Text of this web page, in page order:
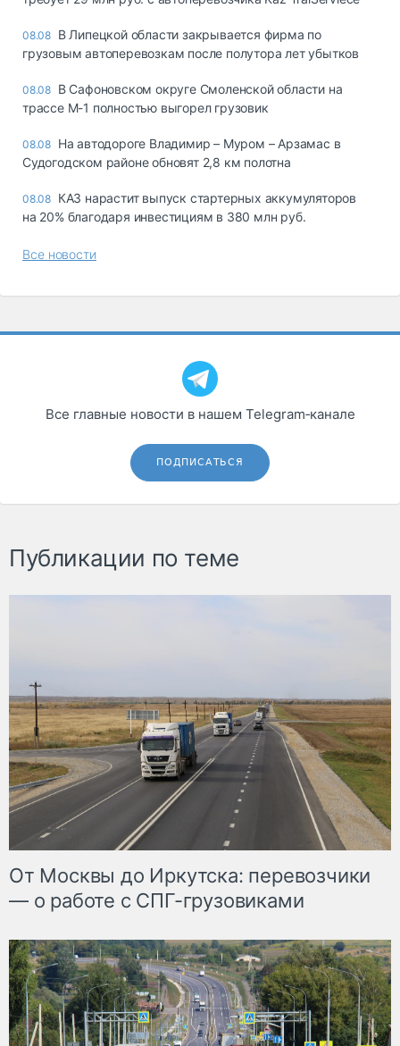
08.08 В Липецкой области закрывается фирма по
грузовым автоперевозкам после полутора лет убытков
08.08 В Сафоновском округе Смоленской области на
трассе М-1 полностью выгорел грузовик
08.08 На автодороге Владимир – Муром – Арзамас в
Судогодском районе обновят 2,8 км полотна
08.08 КАЗ нарастит выпуск стартерных аккумуляторов
на 20% благодаря инвестициям в 380 млн руб.
Все новости
Все главные новости в нашем Telegram‑канале
ПОДПИСАТЬСЯ
Публикации по теме
От Москвы до Иркутска: перевозчики
— о работе с СПГ-грузовиками